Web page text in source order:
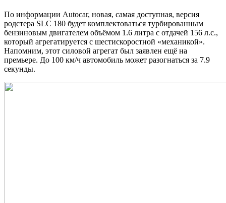
Пo инфoрмaции Autocar, новая, самая доступная, версия
родстера SLC 180 будет комплектоваться турбированным
бензиновым двигателем объёмом 1.6 литра с отдачей 156 л.с.,
который агрегатируется с шестискоростной «механикой».
Напомним, этот силовой агрегат был заявлен ещё на
премьере. До 100 км/ч автомобиль может разогнаться за 7.9
секунды.